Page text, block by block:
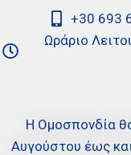
+30 693
Ωράριο
Η Ομοσπονδία
Αυγούστου έως